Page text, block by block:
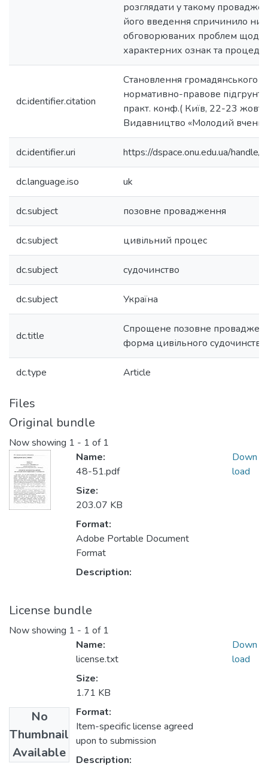
розглядати у такому
його введення спричинило
обговорюваних проблем щодо
характерних ознак та
dc.identifier.citation
Становлення громадянського
нормативно-правове підгрунтя
практ. конф.( Київ, 22-23
Видавництво «Молодий
dc.identifier.uri https://dspace.onu.edu.ua/
dc.language.iso uk
dc.subject позовне провадження
dc.subject цивільний процес
dc.subject судочинство
dc.subject Україна
dc.title
Спрощене позовне
форма цивільного судочинства
dc.type Article
Files
Original bundle
Now showing 1 - 1 of 1
Name:
48-51.pdf
Size:
203.07 KB
Format:
Adobe Portable Document
Format
Description:
Down
load
License bundle
Now showing 1 - 1 of 1
No
Thumbnail
Available
Name:
license.txt
Size:
1.71 KB
Format:
Item-specific license agreed
upon to submission
Description:
Down
load